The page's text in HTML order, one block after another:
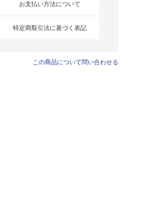
お支払い方法について
特定商取引法に基づく表記
この商品について問い合わせる